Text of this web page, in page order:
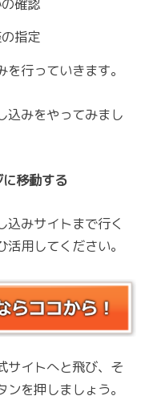
確認
指定
行っていきます。
込みをやってみまし
移動する
込みサイトまで行く
用してください。
サイトへと飛び、そ
を押しましょう。